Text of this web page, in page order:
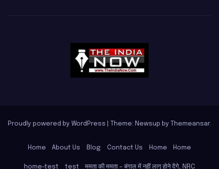
Proudly powered by WordPress Theme: Newsup by Themeansar.
Home About Us Blog Contact Us Home Home
home-test test ममता की ममता – बंगाल में नहीं लागू होने देंगे, NRC